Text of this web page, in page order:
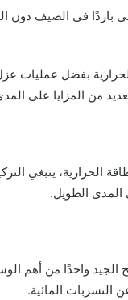
باردًا في الصيف دون
بفضل عمليات
من المزايا على
الحرارية، ينبغي
المدى الطويل.
الجيد واحدًا من أهم
التسربات المائية.